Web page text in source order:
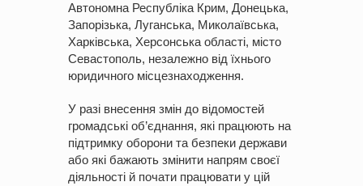
Автономна Республіка Крим, Донецька,
Запорізька, Луганська, Миколаївська,
Харківська, Херсонська області, місто
Севастополь, незалежно від їхнього
юридичного місцезнаходження.
У разі внесення змін до відомостей
громадські об’єднання, які працюють на
підтримку оборони та безпеки держави
або які бажають змінити напрям своєї
діяльності й почати працювати у цій